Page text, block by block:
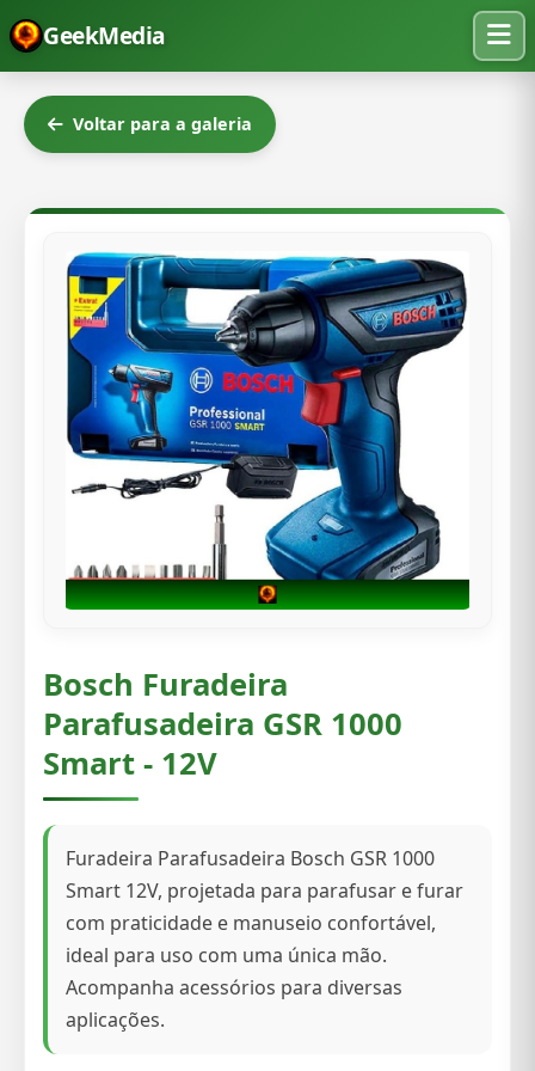
GeekMedia
Voltar para a galeria
Bosch Furadeira
Parafusadeira GSR 1000
Smart - 12V
Furadeira Parafusadeira Bosch GSR 1000
Smart 12V, projetada para parafusar e furar
com praticidade e manuseio confortável,
ideal para uso com uma única mão.
Acompanha acessórios para diversas
aplicações.